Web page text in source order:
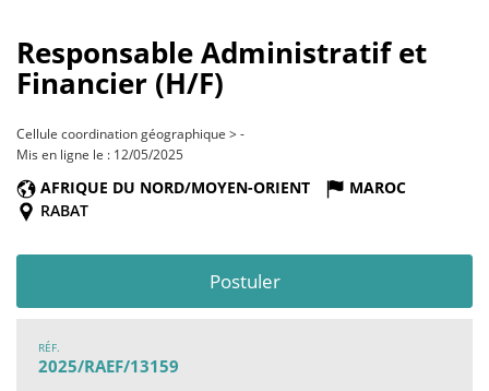
Responsable Administratif et
Financier (H/F)
Cellule coordination géographique > -
Mis en ligne le : 12/05/2025
AFRIQUE DU NORD/MOYEN-ORIENT
MAROC
RABAT
Postuler
RÉF.
2025/RAEF/13159